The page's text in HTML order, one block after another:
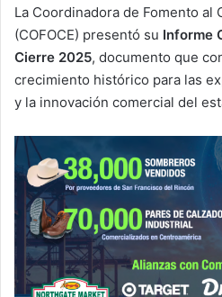
La Coordinadora de Fomento al
(COFOCE) presentó su Informe
Cierre 2025, documento que
crecimiento histórico para las
y la innovación comercial del